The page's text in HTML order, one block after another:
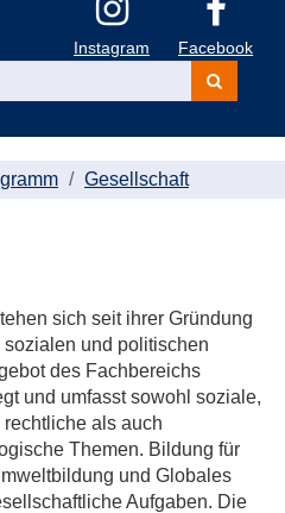
Instagram Facebook
Kurse
suchen
Gesellschaft
sich seit ihrer Gründung
und politischen
des Fachbereichs
und umfasst sowohl soziale,
als auch
Themen. Bildung für
und Globales
Aufgaben. Die